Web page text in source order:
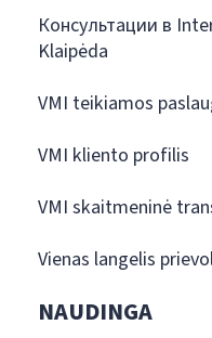
Консультации в
Klaipėda
VMI teikiamos
VMI kliento profilis
VMI skaitmeninė
Vienas langelis
NAUDINGA